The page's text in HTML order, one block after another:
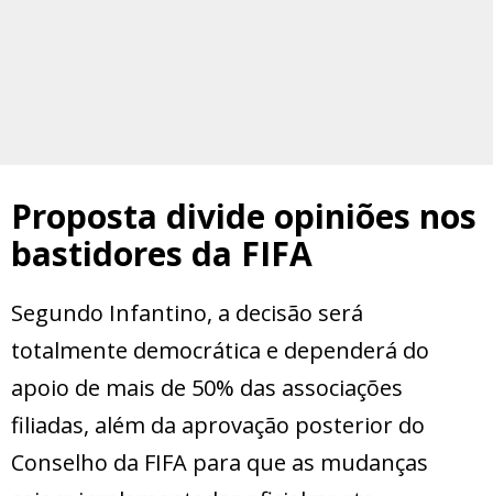
Proposta divide opiniões nos
bastidores da FIFA
Segundo Infantino, a decisão será
totalmente democrática e dependerá do
apoio de mais de 50% das associações
filiadas, além da aprovação posterior do
Conselho da FIFA para que as mudanças